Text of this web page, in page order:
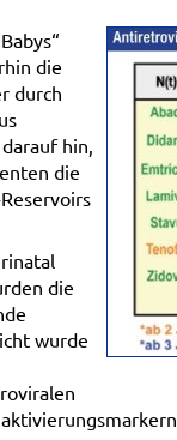
die
durch
hin,
die
die
wurde